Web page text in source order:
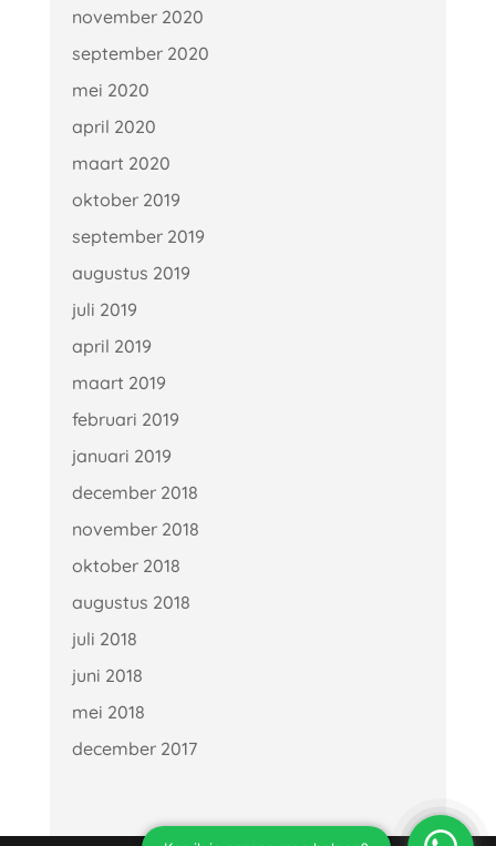
november 2020
september 2020
mei 2020
april 2020
maart 2020
oktober 2019
september 2019
augustus 2019
juli 2019
april 2019
maart 2019
februari 2019
januari 2019
december 2018
november 2018
oktober 2018
augustus 2018
juli 2018
juni 2018
mei 2018
december 2017